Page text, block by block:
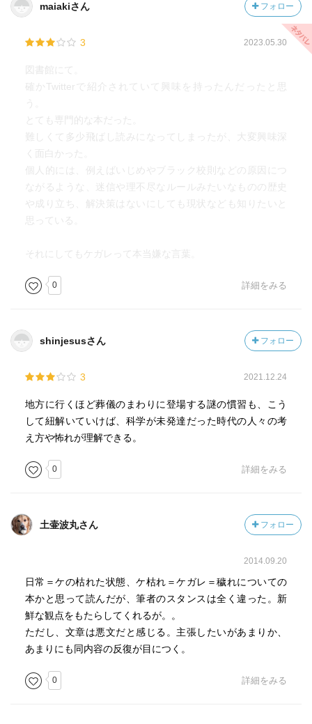
maiakiさん フォロー
3 2023.05.30
図書館にて。
確かTwitterで紹介されていて興味を持ったんだったと思
う。
とても専門的な本だった。
難しくて多少飛ばし読みになってしまったが、大変興味深
く面白かった。
個人的には、例えばいじめやブラック校則などの原因につ
ながるような、迷信や理不尽なルールみたいなものの歴史
や成り立ち、解決策はないにしても現状なども知りたいと
思っている。
それにしてもケガレって本当嫌な言葉。
0 詳細をみる
shinjesusさん フォロー
3 2021.12.24
地方に行くほど葬儀のまわりに登場する謎の慣習も、こう
して紐解いていけば、科学が未発達だった時代の人々の考
え方や怖れが理解できる。
0 詳細をみる
土壷波丸さん フォロー
2014.09.20
日常＝ケの枯れた状態、ケ枯れ＝ケガレ＝穢れについての
本かと思って読んだが、筆者のスタンスは全く違った。新
鮮な観点をもたらしてくれるが。。
ただし、文章は悪文だと感じる。主張したいがあまりか、
あまりにも同内容の反復が目につく。
0 詳細をみる